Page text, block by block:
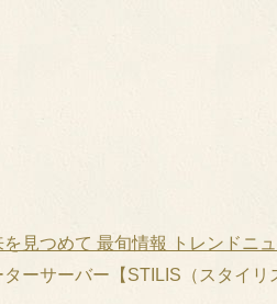
を見つめて 最旬情報 トレンドニ
ーサーバー【STILIS（スタイ